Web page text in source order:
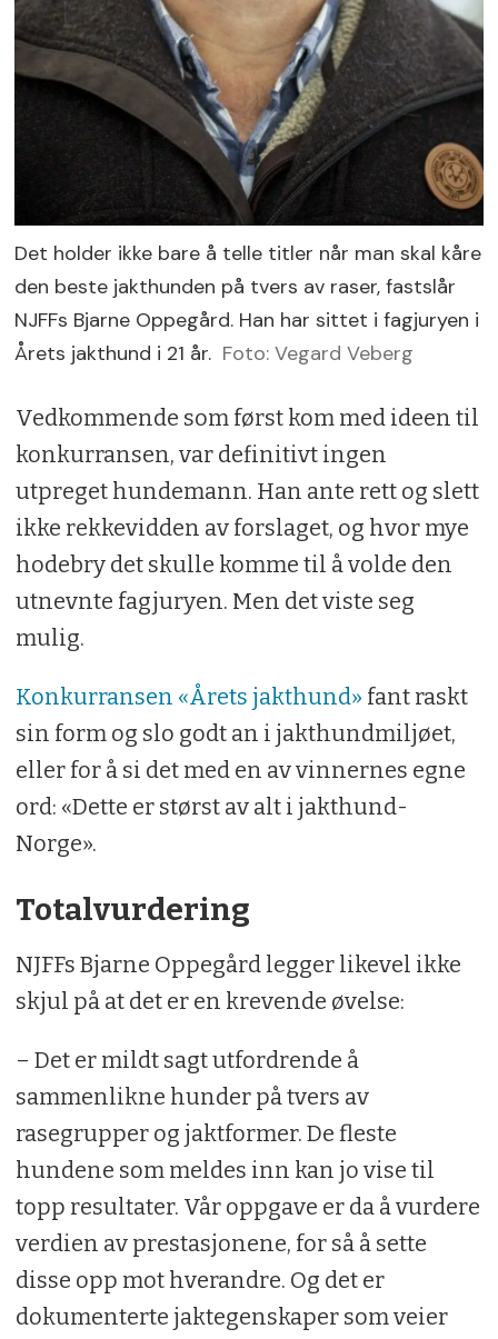
Det holder ikke bare å telle titler når man skal kåre
den beste jakthunden på tvers av raser, fastslår
NJFFs Bjarne Oppegård. Han har sittet i fagjuryen i
Årets jakthund i 21 år. Foto: Vegard Veberg
Vedkommende som først kom med ideen til
konkurransen, var definitivt ingen
utpreget hundemann. Han ante rett og slett
ikke rekkevidden av forslaget, og hvor mye
hodebry det skulle komme til å volde den
utnevnte fagjuryen. Men det viste seg
mulig.
Konkurransen «Årets jakthund» fant raskt
sin form og slo godt an i jakthundmiljøet,
eller for å si det med en av vinnernes egne
ord: «Dette er størst av alt i jakthund-
Norge».
Totalvurdering
NJFFs Bjarne Oppegård legger likevel ikke
skjul på at det er en krevende øvelse:
– Det er mildt sagt utfordrende å
sammenlikne hunder på tvers av
rasegrupper og jaktformer. De fleste
hundene som meldes inn kan jo vise til
topp resultater. Vår oppgave er da å vurdere
verdien av prestasjonene, for så å sette
disse opp mot hverandre. Og det er
dokumenterte jaktegenskaper som veier